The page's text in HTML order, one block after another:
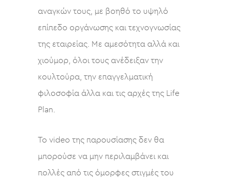
αναγκών τους, με βοηθό το υψηλό
επίπεδο οργάνωσης και τεχνογνωσίας
της εταιρείας. Με αμεσότητα αλλά και
χιούμορ, όλοι τους ανέδειξαν την
κουλτούρα, την επαγγελματική
φιλοσοφία άλλα και τις αρχές της Life
Plan.
Το video της παρουσίασης δεν θα
μπορούσε να μην περιλαμβάνει και
πολλές από τις όμορφες στιγμές του